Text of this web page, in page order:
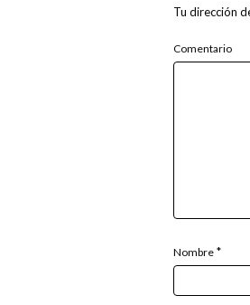
Tu dirección
Comentario
Nombre *